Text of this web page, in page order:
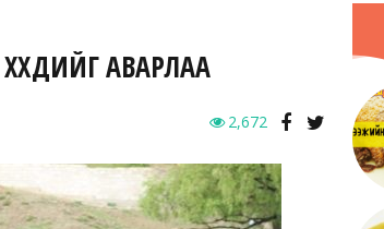
АВАРЛАА
2,672